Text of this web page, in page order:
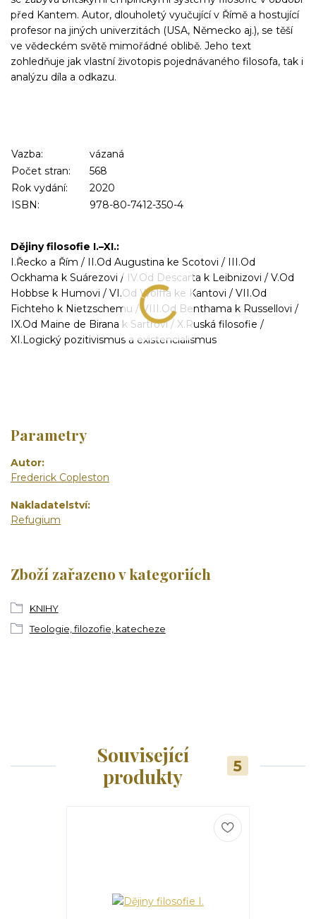
před Kantem. Autor, dlouholetý vyučující v Římě a hostující
profesor na jiných univerzitách (USA, Německo aj.), se těší
ve vědeckém světě mimořádné oblibě. Jeho text
zohledňuje jak vlastní životopis pojednávaného filosofa, tak i
analýzu díla a odkazu.
Vazba:
vázaná
Počet stran:
568
Rok vydání:
2020
ISBN:
978-80-7412-350-4
Dějiny filosofie I.–XI.:
I.Řecko a Řím / II.Od Augustina ke Scotovi / III.Od
Ockhama k Suárezovi / IV.Od Descarta k Leibnizovi / V.Od
Hobbse k Humovi / VI.Od Wolffa ke Kantovi / VII.Od
Fichteho k Nietzschemu / VIII.Od Benthama k Russellovi /
IX.Od Maine de Birana k Sartrovi / X.Ruská filosofie /
XI.Logický pozitivismus a existencialismus
Parametry
Autor
Frederick Copleston
Nakladatelství
Refugium
Zboží zařazeno v kategoriích
KNIHY
Teologie, filozofie, katecheze
Související
produkty
5